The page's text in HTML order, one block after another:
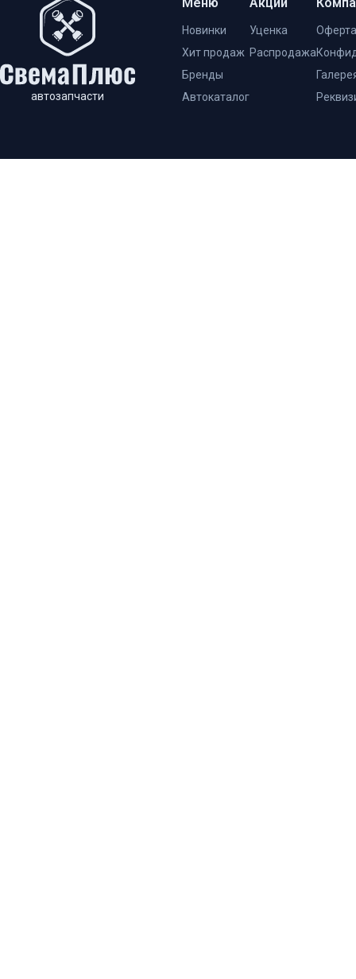
автозапчасти
Новинки
Хит продаж
Бренды
Автокаталог
Уценка
Распродажа
Оферта